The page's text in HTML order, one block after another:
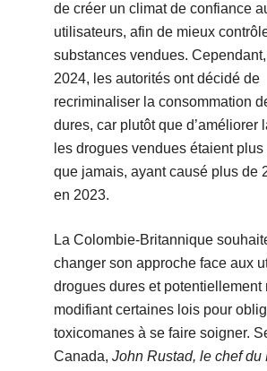
de créer un climat de confiance
utilisateurs, afin de mieux
substances vendues.
2024, les autorités ont décidé de
recriminaliser la consommation
dures, car plutôt que d’améliorer
les drogues vendues étaient
que jamais, ayant causé plus de
en 2023.
La Colombie-Britannique
changer son approche face aux
drogues dures et potentiellement
modifiant certaines lois pour
toxicomanes à se faire soigner.
Canada, John Rustad, le chef du